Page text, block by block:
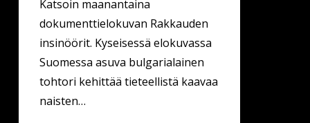
Katsoin maanantaina
dokumenttielokuvan Rakkauden
insinöörit. Kyseisessä elokuvassa
Suomessa asuva bulgarialainen
tohtori kehittää tieteellistä kaavaa
naisten…